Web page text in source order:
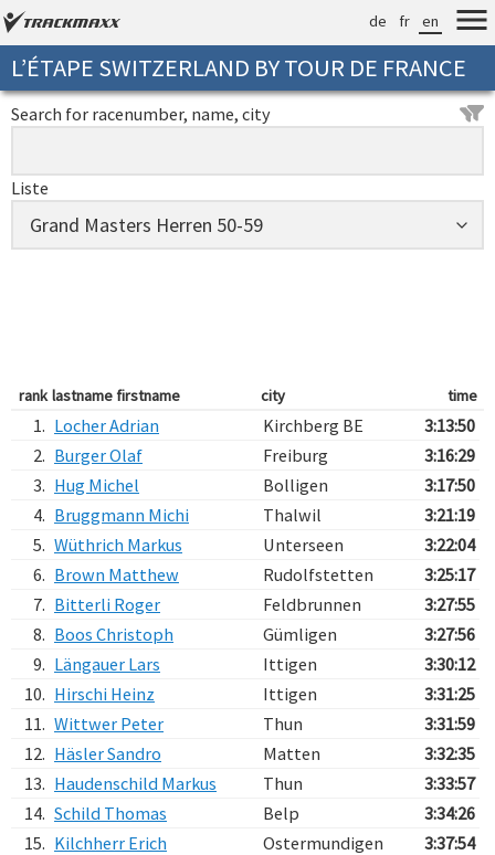
de fr en
L’ÉTAPE SWITZERLAND BY TOUR DE FRANCE
Search for racenumber, name, city
Liste
rank lastname firstname city time
1. Locher Adrian Kirchberg BE
3:13:50
2. Burger Olaf Freiburg
3:16:29
3. Hug Michel Bolligen
3:17:50
4. Bruggmann Michi Thalwil
3:21:19
5. Wüthrich Markus Unterseen
3:22:04
6. Brown Matthew Rudolfstetten
3:25:17
7. Bitterli Roger Feldbrunnen
3:27:55
8. Boos Christoph Gümligen
3:27:56
9. Längauer Lars Ittigen
3:30:12
10. Hirschi Heinz Ittigen
3:31:25
11. Wittwer Peter Thun
3:31:59
12. Häsler Sandro Matten
3:32:35
13. Haudenschild Markus Thun
3:33:57
14. Schild Thomas Belp
3:34:26
15. Kilchherr Erich Ostermundigen
3:37:54